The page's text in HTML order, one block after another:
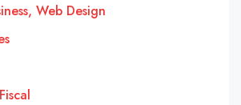
Web Design